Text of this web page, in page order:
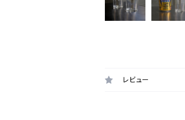
レビュー